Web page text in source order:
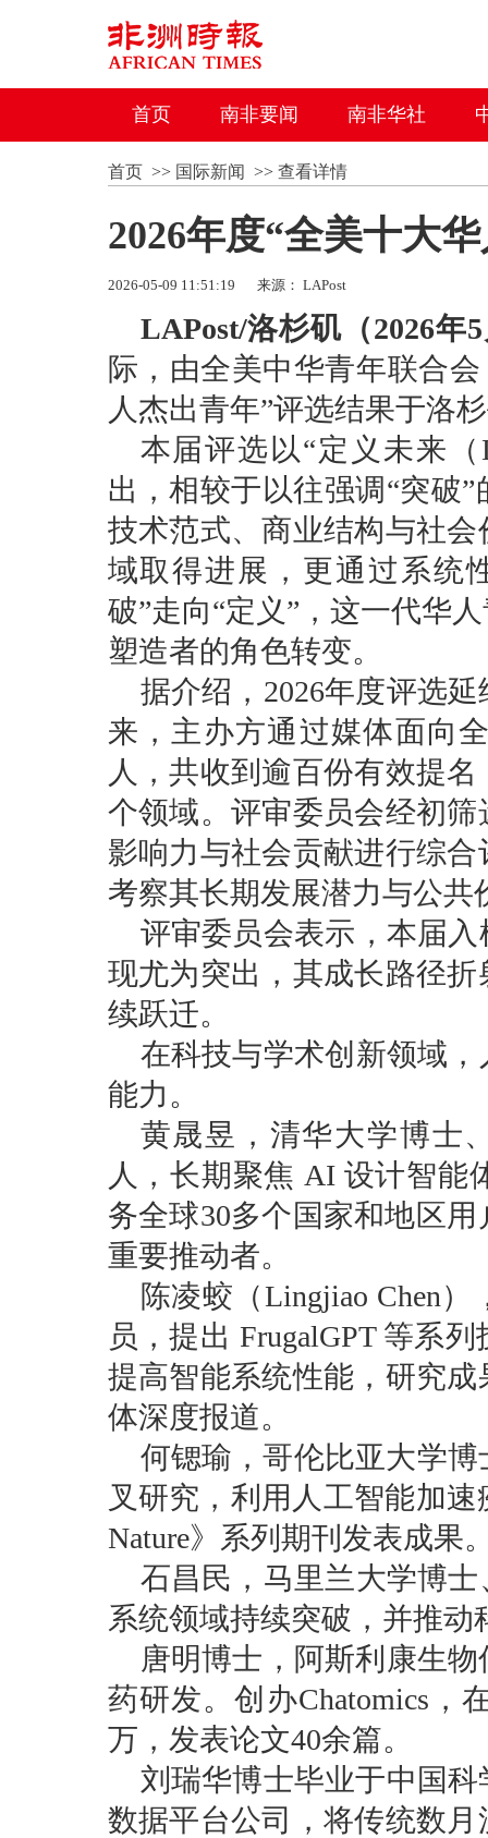
首页 南非要闻 南非华社
首页>> 国际新闻 >> 查看详情
2026年度“全美十大
2026-05-09 11:51:19 来源： LAPost
LAPost/洛杉矶（2026年
际，由全美中华青年联合
人杰出青年”评选结果于洛
本届评选以“定义未来（
出，相较于以往强调“突破
技术范式、商业结构与社
域取得进展，更通过系统
破”走向“定义”，这一代华
塑造者的角色转变。
据介绍，2026年度评选
来，主办方通过媒体面向
人，共收到逾百份有效提
个领域。评审委员会经初
影响力与社会贡献进行综
考察其长期发展潜力与公
评审委员会表示，本届
现尤为突出，其成长路径
续跃迁。
在科技与学术创新领域
能力。
黄晟昱，清华大学博士
人，长期聚焦 AI 设计智能
务全球30多个国家和地区用
重要推动者。
陈凌蛟（Lingjiao Chen
员，提出 FrugalGPT 等系
提高智能系统性能， 研究成
体深度报道。
何锶瑜，哥伦比亚大学
叉研究， 利用人工智能加
Nature》系列期刊发表成果
石昌民，马里兰大学博
系统领域持续突破，并推动
唐明博士，阿斯利康生
药研发。创办Chatomics，
万，发表论文40余篇。
刘瑞华博士毕业于中国
数据平台公司，将传统数